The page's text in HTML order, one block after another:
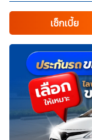
เพื่อพัฒนาผลิ
ท่านสามารถอ่
และสิทธิของเจ้
เกี่ยวกับความเ
แสดงเจตนา ข้า
หรือได้รับคำอธิ
รวบรวม ใช้หรื
ส่วนบุคคล”) แล
ปฏิเสธไม่ให้คว
ปราศจากการบั
สามารถถอนคว
จำกัดสิทธิตาม
สถาบันที่ให้ประ
เช็กเบี้ย